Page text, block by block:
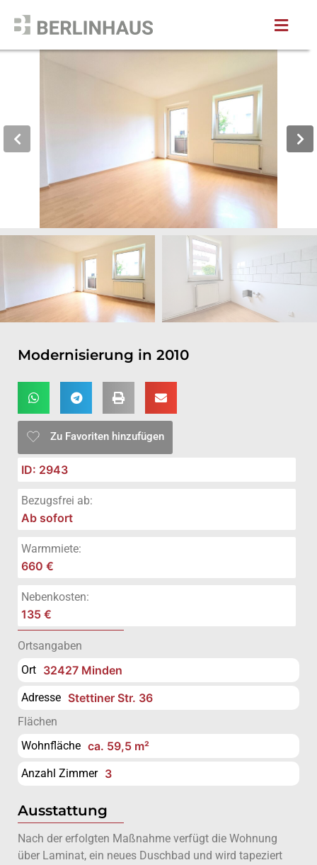
Modernisierung in 2010
Zu Favoriten hinzufügen
ID: 2943
Bezugsfrei ab:
Ab sofort
Warmmiete:
660 €
Nebenkosten:
135 €
Ortsangaben
Ort 32427 Minden
Adresse Stettiner Str. 36
Flächen
Wohnfläche ca. 59,5 m²
Anzahl Zimmer 3
Ausstattung
Nach der erfolgten Maßnahme verfügt die Wohnung
über Laminat, ein neues Duschbad und wird tapeziert